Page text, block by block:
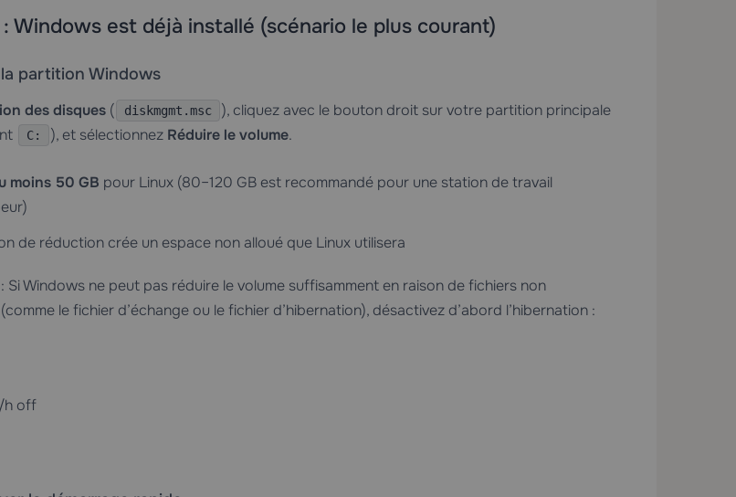
Windows est déjà installé (scénario le plus courant)
la partition Windows
des disques( diskmgmt.msc
), cliquez avec le bouton droit sur votre partition principale
C: ), et sélectionnez Réduire le volume.
moins 50 GB pour Linux (80–120 GB est recommandé pour une station de travail
de réduction crée un espace non alloué que Linux utilisera
Si Windows ne peut pas réduire le volume suffisamment en raison de fichiers non
le fichier d’échange ou le fichier d’hibernation), désactivez d’abord l’hibernation :
h off